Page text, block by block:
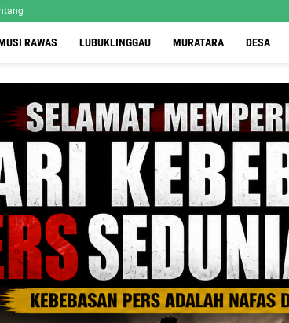
RAWAS LUBUKLINGGAU MURATARA DESA